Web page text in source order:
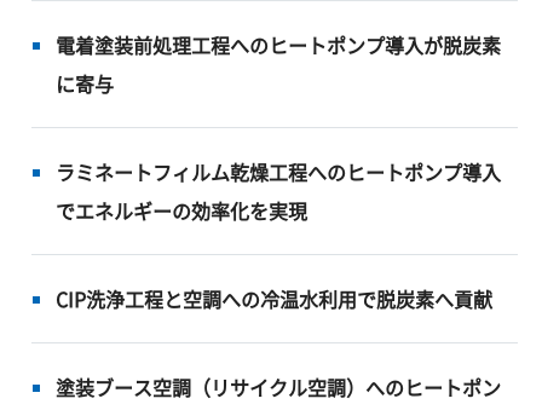
電着塗装前処理工程へのヒートポンプ導入が脱炭素
に寄与
ラミネートフィルム乾燥工程へのヒートポンプ導入
でエネルギーの効率化を実現
CIP洗浄工程と空調への冷温水利用で脱炭素へ貢献
塗装ブース空調（リサイクル空調）へのヒートポン